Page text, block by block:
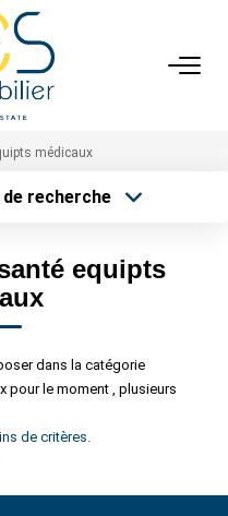
En Vente
D'achat
Vendus
- Opinion System
médicaux
recherche
equipts
dans la catégorie
pour le moment , plusieurs
de critères.